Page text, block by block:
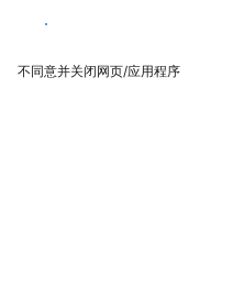
同意
不同意并关闭网页/应用程序